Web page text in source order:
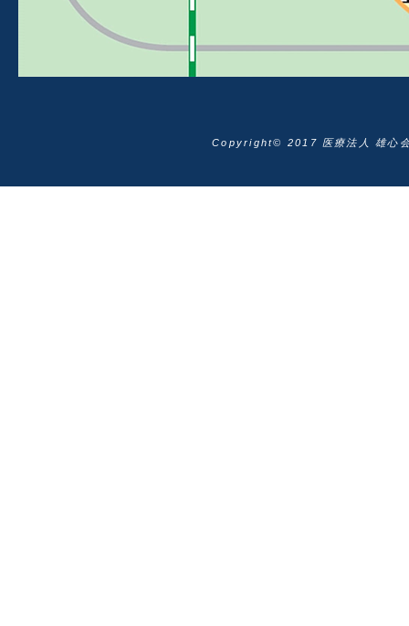
Copyright© 2017 医療法人 雄心